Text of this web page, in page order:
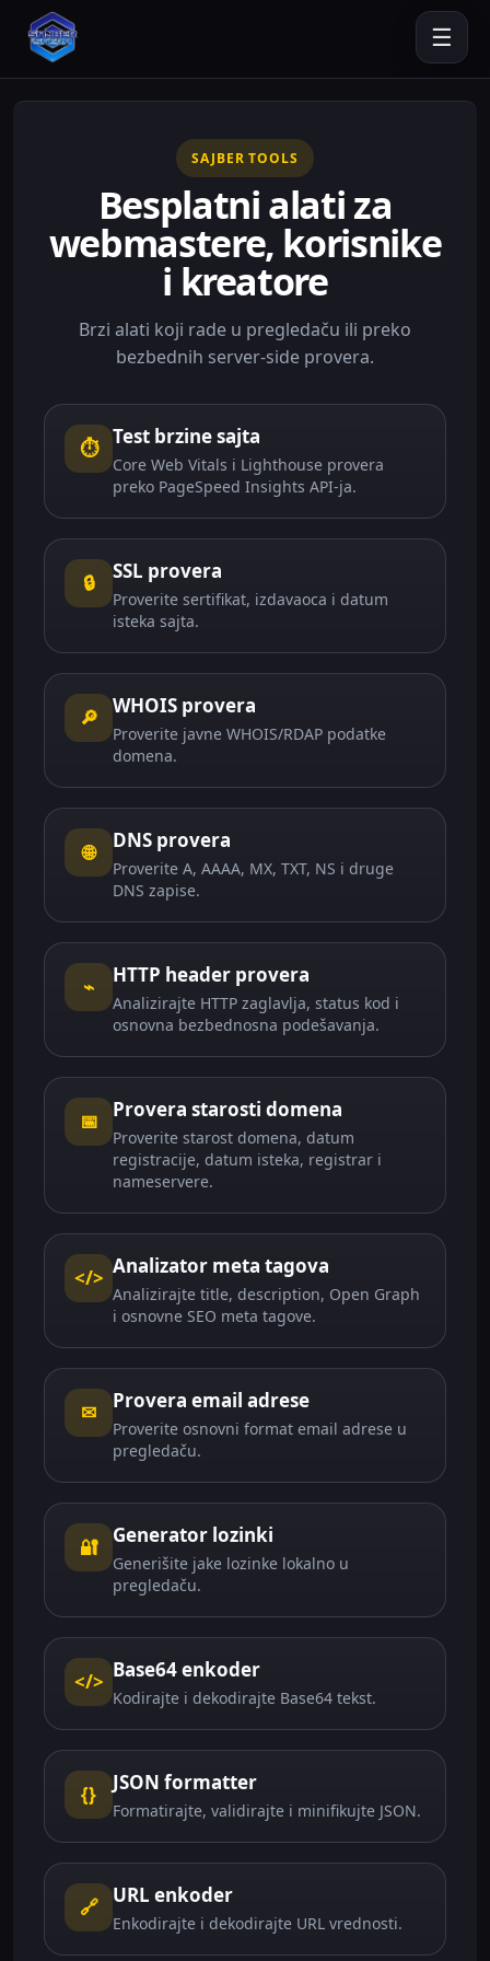
☰
SAJBER TOOLS
Besplatni alati za
webmastere, korisnike
i kreatore
Brzi alati koji rade u pregledaču ili preko
bezbednih server-side provera.
⏱ Test brzine sajta
Core Web Vitals i Lighthouse provera
preko PageSpeed Insights API-ja.
🔒 SSL provera
Proverite sertifikat, izdavaoca i datum
isteka sajta.
🔎 WHOIS provera
Proverite javne WHOIS/RDAP podatke
domena.
🌐 DNS provera
Proverite A, AAAA, MX, TXT, NS i druge
DNS zapise.
⌁ HTTP header provera
Analizirajte HTTP zaglavlja, status kod i
osnovna bezbednosna podešavanja.
📅 Provera starosti domena
Proverite starost domena, datum
registracije, datum isteka, registrar i
nameservere.
</> Analizator meta tagova
Analizirajte title, description, Open Graph
i osnovne SEO meta tagove.
✉ Provera email adrese
Proverite osnovni format email adrese u
pregledaču.
🔐 Generator lozinki
Generišite jake lozinke lokalno u
pregledaču.
</> Base64 enkoder
Kodirajte i dekodirajte Base64 tekst.
{} JSON formatter
Formatirajte, validirajte i minifikujte JSON.
🔗 URL enkoder
Enkodirajte i dekodirajte URL vrednosti.